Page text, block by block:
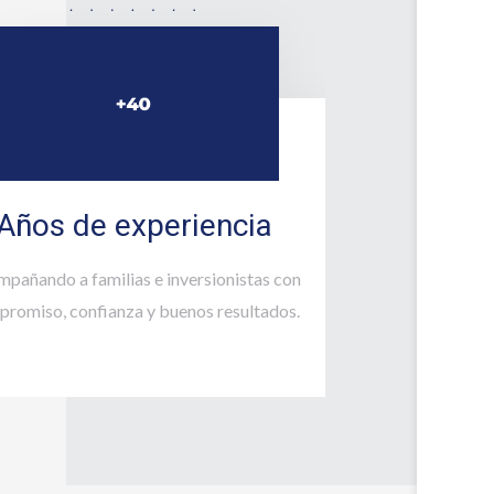
de experiencia
a familias e inversionistas con
confianza y buenos resultados.